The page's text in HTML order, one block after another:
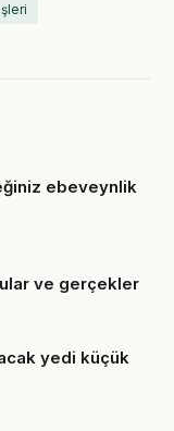
ebeveynlik
ve gerçekler
yedi küçük